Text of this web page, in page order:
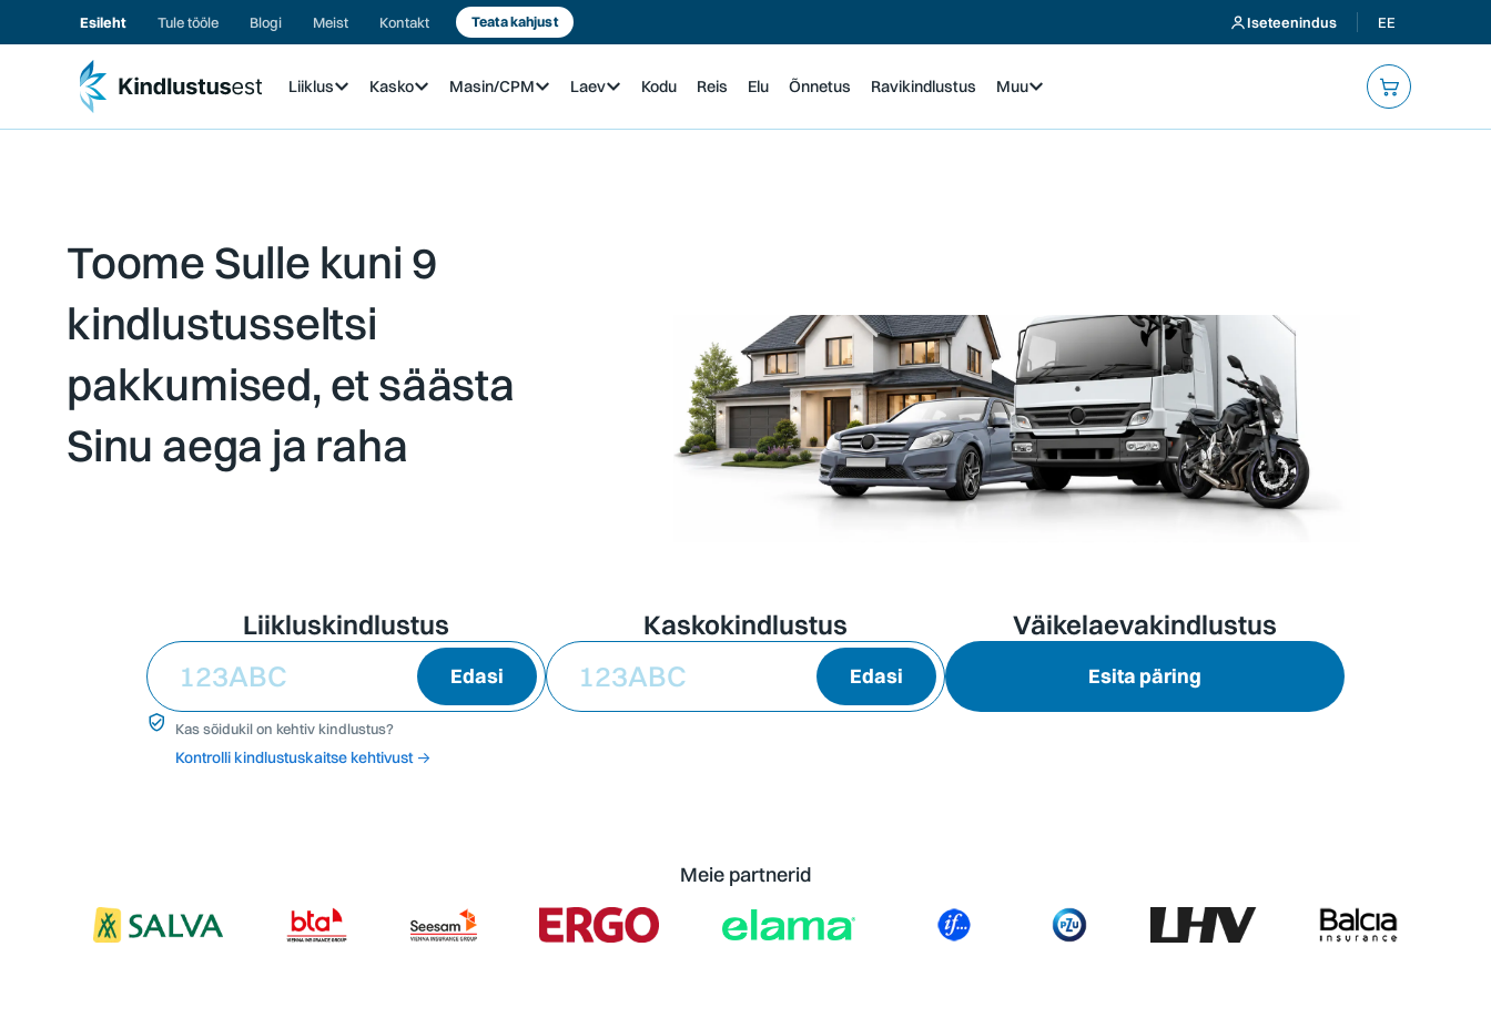
Esileht Tule tööle Blogi Meist Kontakt Teata kahjust Iseteenindus EE
Liiklus Kasko Masin/CPM Laev Kodu Reis Elu Õnnetus Ravikindlustus Muu
Toome Sulle kuni 9
kindlustusseltsi
pakkumised, et säästa
Sinu aega ja raha
Liikluskindlustus
123ABC Edasi
Kas sõidukil on kehtiv kindlustus?
Kontrolli kindlustuskaitse kehtivust →
Kaskokindlustus
123ABC Edasi
Väikelaevakindlustus
Esita päring
Meie partnerid